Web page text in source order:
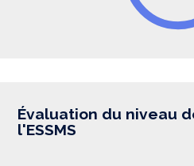
Évaluation du niveau
l'ESSMS